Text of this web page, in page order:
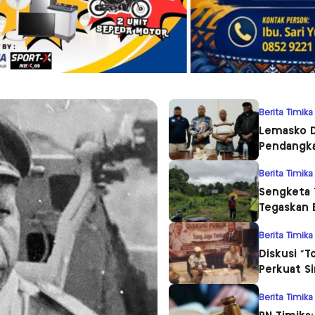
Berita Timika
Lemasko
Berita Timika
Sengketa
Berita Timika
Diskusi
Perkuat
Berita Timika